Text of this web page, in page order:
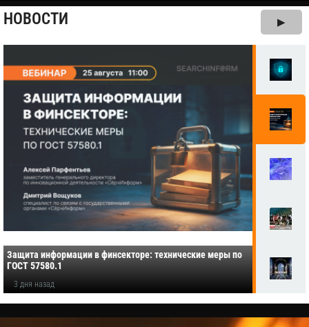
НОВОСТИ ▶
Защита информации в финсекторе: технические меры по
ГОСТ 57580.1
3 дня назад